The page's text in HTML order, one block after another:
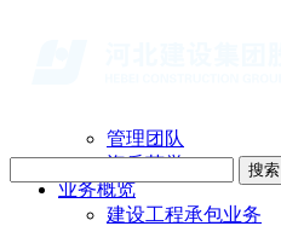
管理团队
资质荣誉
业务概览
建设工程承包业务
搜索